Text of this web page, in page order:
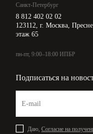
Санкт-Петербург
8 812 402 02 02
123112, г. Москва,
этаж 65
пн-пт, 9:00–18:00 ИПБР
Подписаться на
Даю, Согласие на